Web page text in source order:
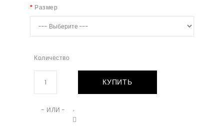
Размер
Количество
КУПИТЬ
- ИЛИ -